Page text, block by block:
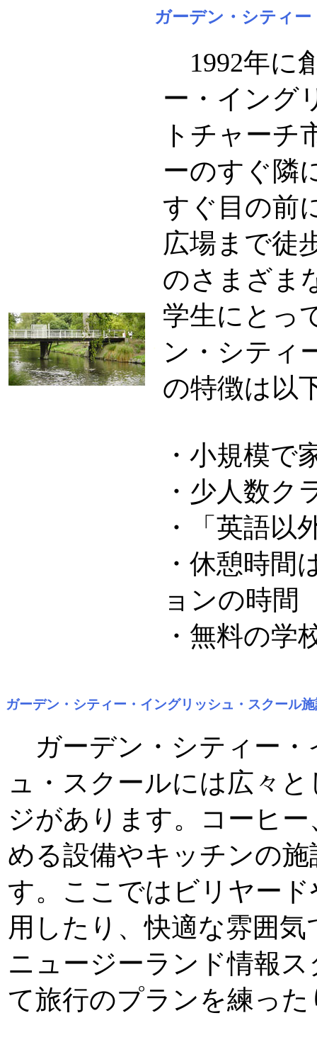
ガーデン・シティ
1992年に
ー・イング
トチャーチ
ーのすぐ隣
すぐ目の前
広場まで徒
のさまざま
学生にとっ
ン・シティ
の特徴は以
・小規模で
・少人数ク
・「英語以
・休憩時間
ョンの時間
・無料の学
ガーデン・シティー・イングリッシュ・スクール
ガーデン・シティー・
ュ・スクールには広々
ジがあります。コーヒ
める設備やキッチンの
す。ここではビリヤー
用したり、快適な雰囲
ニュージーランド情報
て旅行のプランを練っ